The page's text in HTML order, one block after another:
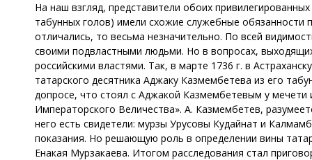
На наш взгляд, представители обоих
табунных голов) имели схожие служебные обязанности
отличались, то весьма незначительно. По всей
своими подвластными людьми. Но в вопросах,
российскими властями. Так, в марте 1736 г. в
татарского десятника Аджаку Казмембетева из его
допросе, что стоял с Аджакой Казмембетевым у
Императорского Величества». А. Казмембетев,
него есть свидетели: мурзы Урусовы Кудайнат и
показания. Но решающую роль в определении вины
Енакая Мурзакаева. Итогом расследования стал